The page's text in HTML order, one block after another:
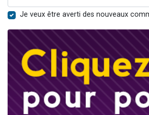
Je veux être averti des nouveaux